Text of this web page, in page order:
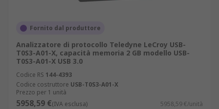
Fornito dal produttore
Analizzatore di protocollo Teledyne LeCroy USB-
T0S3-A01-X, capacità memoria 2 GB modello USB-
T0S3-A01-X USB 3.0
Codice RS 144-4393
Codice costruttore USB-T0S3-A01-X
Prezzo per 1 unità
5958,59 €(IVA esclusa) 5958,59 €/unità